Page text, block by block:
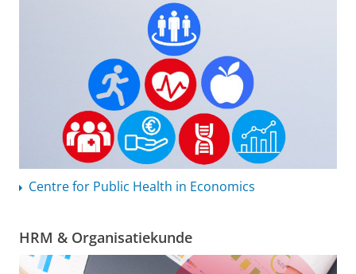
Centre for Public Health in Economics
HRM & Organisatiekunde